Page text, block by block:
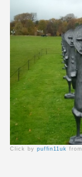
Click by puffin11uk from